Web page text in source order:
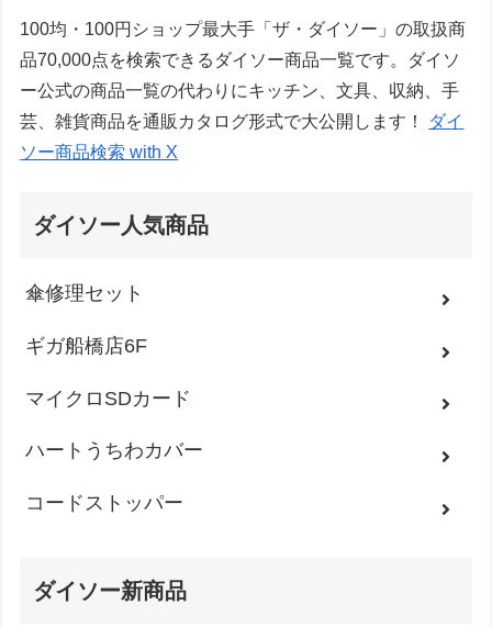
100均・100円ショップ最大手「ザ・ダイソー」の取扱商
品70,000点を検索できるダイソー商品一覧です。ダイソ
ー公式の商品一覧の代わりにキッチン、文具、収納、手
芸、雑貨商品を通販カタログ形式で大公開します！
ダイ
ソー商品検索 with X
ダイソー人気商品
傘修理セット
ギガ船橋店6F
マイクロSDカード
ハートうちわカバー
コードストッパー
ダイソー新商品